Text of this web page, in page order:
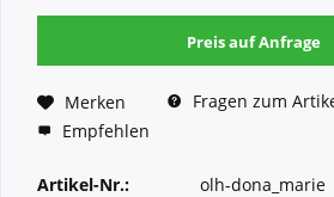
Preis auf Anfrage
Merken
Fragen zum
Empfehlen
Artikel-Nr.: olh-dona_marie